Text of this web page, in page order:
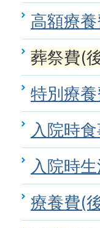
高額療
葬祭費(
特別療
入院時
入院時
療養費(